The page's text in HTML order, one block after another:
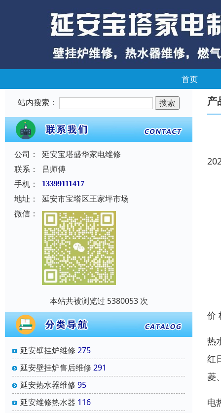
首页
站内搜索：
公司：
延安宝塔盛华家电维修
联系：
吕师傅
手机：
13399111417
地址：
延安市宝塔区王家坪市场
微信：
本站共被浏览过 5380053 次
延安壁挂炉维修 275
延安壁挂炉售后维修 291
延安热水器维修 95
延安维修热水器 116
产
价
热
红
菱
电